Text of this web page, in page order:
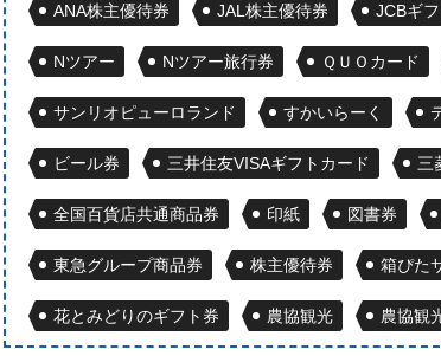
ANA株主優待券 JAL株主優待券 JCBギ
Nツアー Nツアー旅行券 ＱＵＯカード
サンリオピューロランド すかいらーく
ビール券 三井住友VISAギフトカード 三
全国百貨店共通商品券 印紙 図書券
東急グループ商品券 株主優待券 箱ぴた
花とみどりのギフト券 農協観光 農協観